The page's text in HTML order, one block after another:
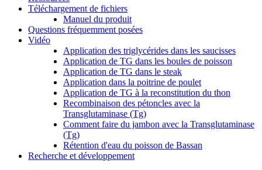
Téléchargement de fichiers
Manuel du produit
Questions fréquemment posées
Vidéo
Application des triglycérides dans les saucisses
Application de TG dans les boules de poisson
Application de TG dans le steak
Application dans la poitrine de poulet
Application de TG à la reconstitution du thon
Recombinaison des pétoncles avec la
Transglutaminase (Tg)
Comment faire du jambon avec la Transglutaminase
(Tg)
Rétention d'eau du poisson de Bassan
Recherche et développement